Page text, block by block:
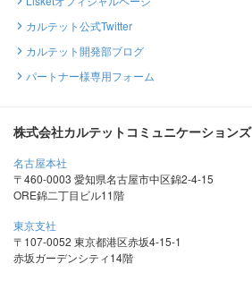
カルテット公式Twitter
カルテット開発部ブログ
パートナー様専用フォーム
株式会社カルテットコミュニケーションズ
名古屋本社
〒460-0003 愛知県名古屋市中区錦2-4-15
ORE錦二丁目ビル11階
東京支社
〒107-0052 東京都港区赤坂4-15-1
赤坂ガーデンシティ14階